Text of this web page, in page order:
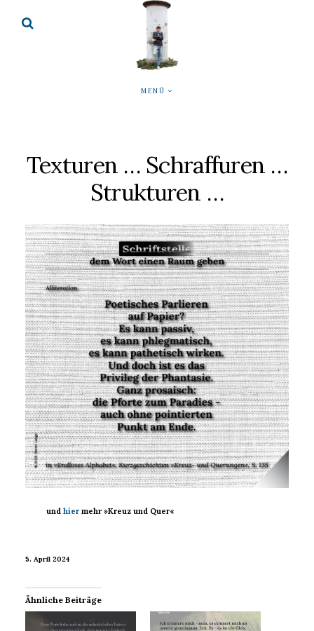
MENÜ
Texturen … Schraffuren …
Strukturen …
undhier mehr »Kreuz und Quer«
5. April 2024
Ähnliche Beiträge